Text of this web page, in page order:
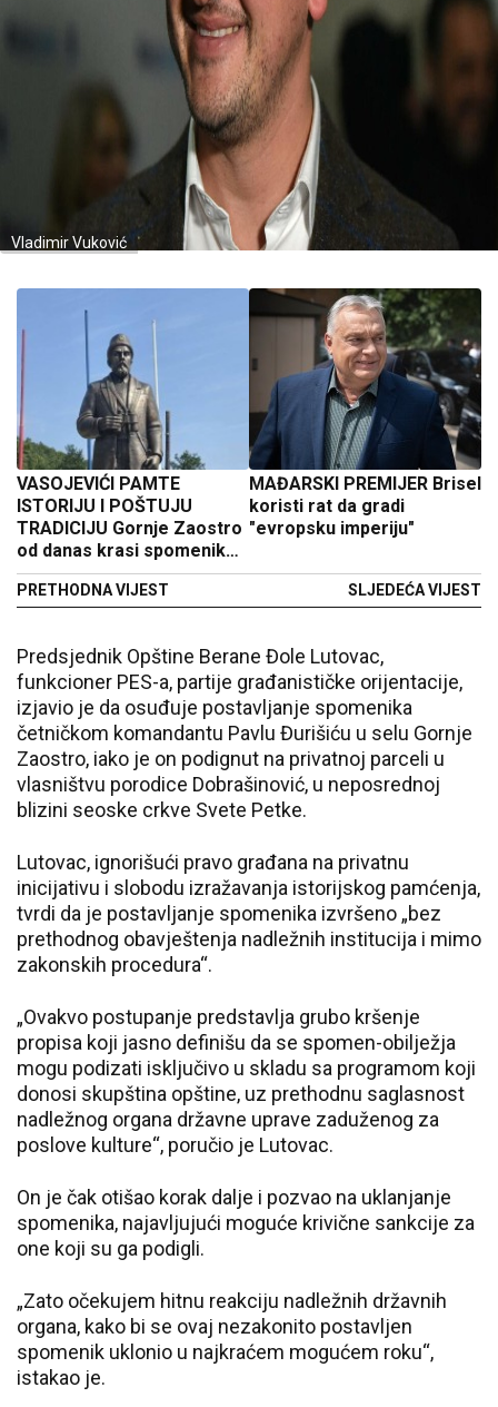
Vladimir Vuković
VASOJEVIĆI PAMTE
ISTORIJU I POŠTUJU
TRADICIJU Gornje Zaostro
od danas krasi spomenik
vojvodi Pavlu Đurišiću
PRETHODNA VIJEST
MAĐARSKI PREMIJER Brisel
koristi rat da gradi
"evropsku imperiju"
SLJEDEĆA VIJEST
Predsjednik Opštine Berane Đole Lutovac,
funkcioner PES-a, partije građanističke orijentacije,
izjavio je da osuđuje postavljanje spomenika
četničkom komandantu Pavlu Đurišiću u selu Gornje
Zaostro, iako je on podignut na privatnoj parceli u
vlasništvu porodice Dobrašinović, u neposrednoj
blizini seoske crkve Svete Petke.
Lutovac, ignorišući pravo građana na privatnu
inicijativu i slobodu izražavanja istorijskog pamćenja,
tvrdi da je postavljanje spomenika izvršeno „bez
prethodnog obavještenja nadležnih institucija i mimo
zakonskih procedura“.
„Ovakvo postupanje predstavlja grubo kršenje
propisa koji jasno definišu da se spomen-obilježja
mogu podizati isključivo u skladu sa programom koji
donosi skupština opštine, uz prethodnu saglasnost
nadležnog organa državne uprave zaduženog za
poslove kulture“, poručio je Lutovac.
On je čak otišao korak dalje i pozvao na uklanjanje
spomenika, najavljujući moguće krivične sankcije za
one koji su ga podigli.
„Zato očekujem hitnu reakciju nadležnih državnih
organa, kako bi se ovaj nezakonito postavljen
spomenik uklonio u najkraćem mogućem roku“,
istakao je.